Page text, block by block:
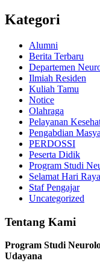
Kategori
Alumni
Berita Terbaru
Departemen
Ilmiah Residen
Kuliah Tamu
Notice
Olahraga
Pelayanan
Pengabdian
PERDOSSI
Peserta Didik
Program Studi
Selamat Hari Raya
Staf Pengajar
Uncategorized
Tentang Kami
Program Studi
Udayana